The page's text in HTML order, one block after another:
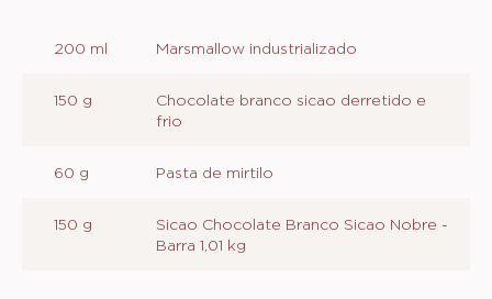
MIRTILO
200 ml Marsmallow industrializado
150 g
Chocolate branco sicao derretido e
frio
60 g Pasta de mirtilo
150 g
Sicao Chocolate Branco Sicao Nobre -
Barra 1,01 kg